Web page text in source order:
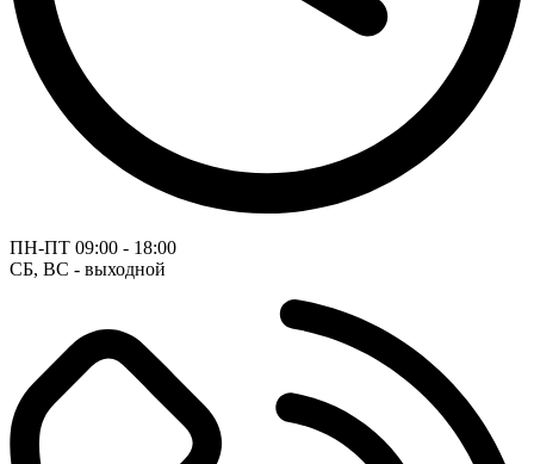
ПН-ПТ 09:00 - 18:00
СБ, ВС - выходной